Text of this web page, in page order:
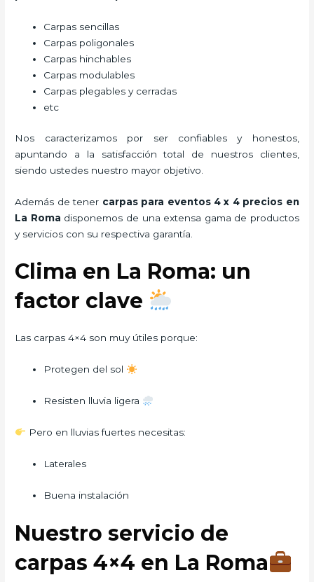
Carpas sencillas
Carpas poligonales
Carpas hinchables
Carpas modulables
Carpas plegables y cerradas
etc
Nos caracterizamos por ser confiables y honestos,
apuntando a la satisfacción total de nuestros clientes,
siendo ustedes nuestro mayor objetivo.
Además de tener carpas para eventos 4 x 4 precios en
La Roma disponemos de una extensa gama de productos
y servicios con su respectiva garantía.
Clima en La Roma: un
factor clave
Las carpas 4×4 son muy útiles porque:
Protegen del sol
Resisten lluvia ligera
Pero en lluvias fuertes necesitas:
Laterales
Buena instalación
Nuestro servicio de
carpas 4×4 en La Roma